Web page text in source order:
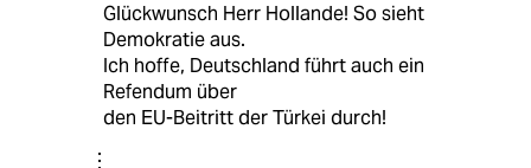
Glückwunsch Herr Hollande! So sieht
Demokratie aus.
Ich hoffe, Deutschland führt auch ein
Refendum über
den EU-Beitritt der Türkei durch!